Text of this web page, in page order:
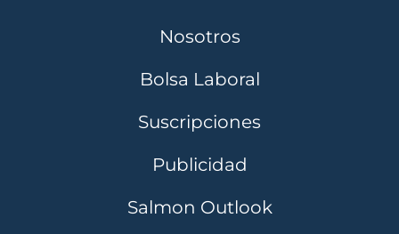
Nosotros
Bolsa Laboral
Suscripciones
Publicidad
Salmon Outlook